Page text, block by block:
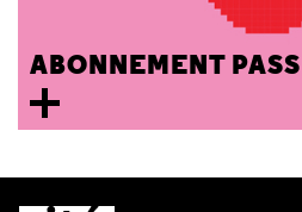
ABONNEMENT PASS